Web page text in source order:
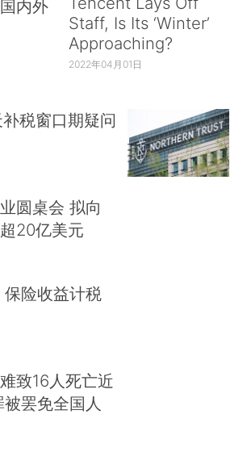
内外
Staff, Is Its ‘Winter’
Approaching?
2022年04月01日
税窗口期疑问
圆桌会 拟向
20亿美元
险收益计税
致16人死亡近
罢免全国人